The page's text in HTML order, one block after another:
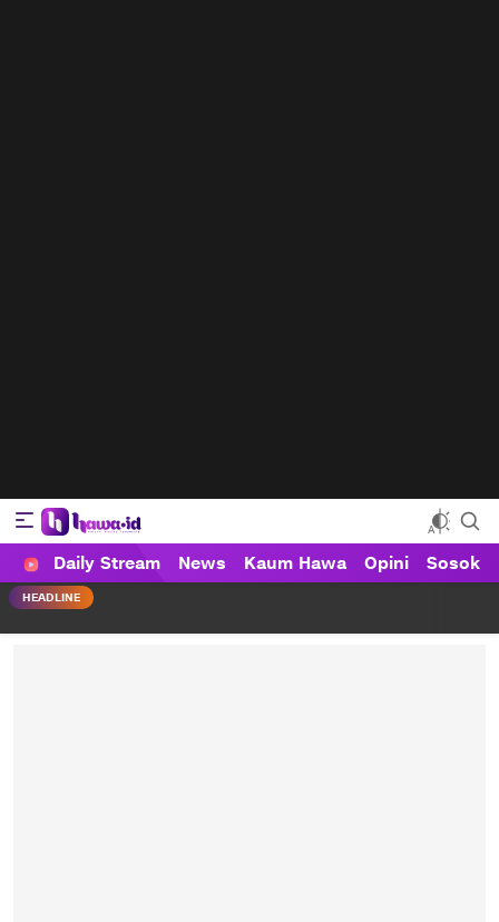
HAWA
Haluan Wanita Indonesia
Daily Stream News Kaum Hawa Opini Sosok
HEADLINE